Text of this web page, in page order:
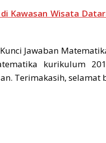
Kawasan Wisata
Jawaban
kurikulum
Terimakasih, selamat